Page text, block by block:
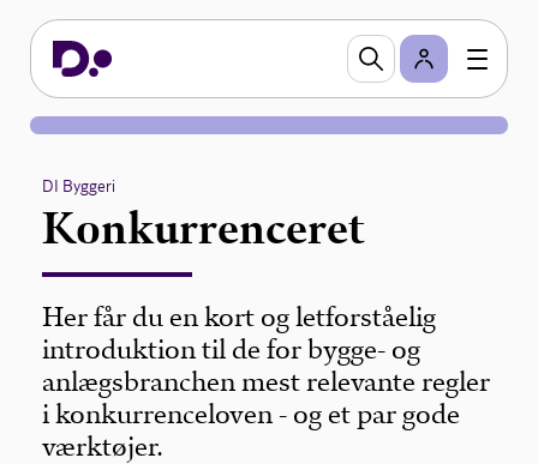
DI Byggeri
Konkurrenceret
Her får du en kort og letforståelig
introduktion til de for bygge- og
anlægsbranchen mest relevante regler
i konkurrenceloven - og et par gode
værktøjer.